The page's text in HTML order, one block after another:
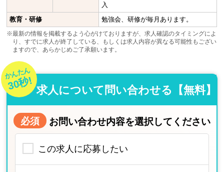
入
教育・研修
勉強会、研修が毎月あります。
※最新の情報を掲載するよう心がけておりますが、求人確認のタイミングによ
り、すでに求人が終了している、もしくは求人内容が異なる可能性もござい
ますので、あらかじめご了承願います。
かんたん
30秒! 求人について問い合わせる【無料】
必須 お問い合わせ内容を選択してください
この求人に応募したい